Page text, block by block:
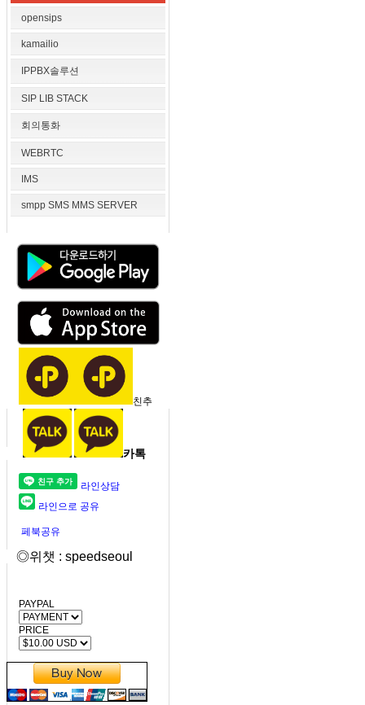
opensips
kamailio
IPPBX솔루션
SIP LIB STACK
회의통화
WEBRTC
IMS
smpp SMS MMS SERVER
친추
카톡
라인상담
라인으로 공유
페북공유
◎위챗 : speedseoul
PAYPAL
PRICE